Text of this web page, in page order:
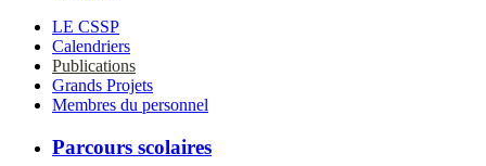
LE CSSP
Calendriers
Publications
Grands Projets
Membres du personnel
Parcours scolaires